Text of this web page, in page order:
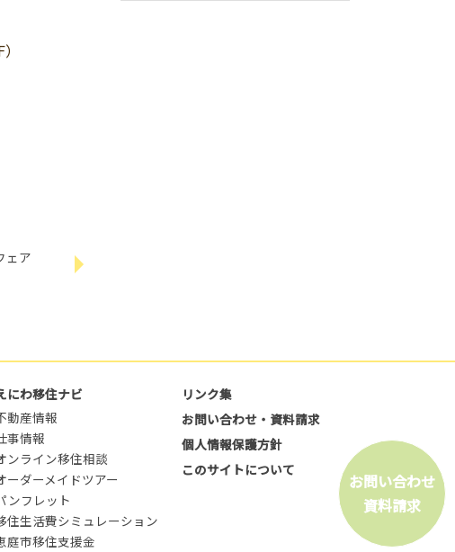
ェア
にわ移住ナビ
動産情報
事情報
ンライン移住相談
ーダーメイドツアー
ンフレット
住生活費シミュレーション
庭市移住支援金
リンク集
お問い合わせ・資料請求
個人情報保護方針
このサイトについて
お問い合わせ
資料請求